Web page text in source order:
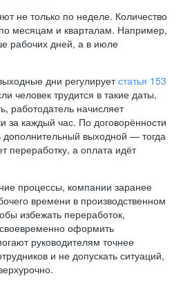
не только по неделе. Количество
месяцам и кварталам. Например,
рабочих дней, а в июле
дни регулируетстатья 153
человек трудится в такие даты,
работодатель начисляет
за каждый час. По договорённости
дополнительный выходной — тогда
переработку, а оплата идёт
процессы, компании заранее
времени в производственном
избежать переработок,
оформить
руководителям точнее
и не допускать ситуаций,